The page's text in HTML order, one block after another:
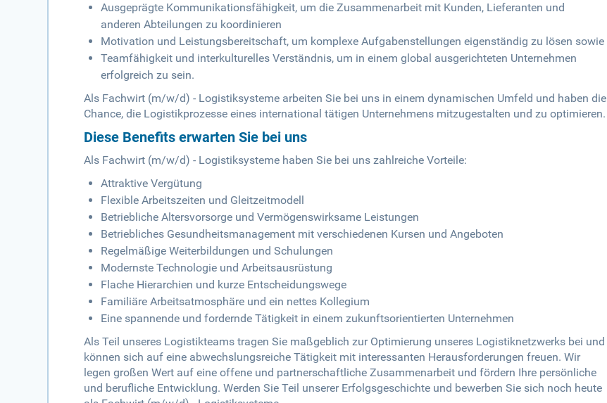
Ausgeprägte Kommunikationsfähigkeit, um die Zusammenarbeit mit Kunden, Lieferanten und
anderen Abteilungen zu koordinieren
Motivation und Leistungsbereitschaft, um komplexe Aufgabenstellungen eigenständig zu lösen sowie
Teamfähigkeit und interkulturelles Verständnis, um in einem global ausgerichteten Unternehmen
erfolgreich zu sein.
Als Fachwirt (m/w/d) - Logistiksysteme arbeiten Sie bei uns in einem dynamischen Umfeld und haben die
Chance, die Logistikprozesse eines international tätigen Unternehmens mitzugestalten und zu optimieren.
Diese Benefits erwarten Sie bei uns
Als Fachwirt (m/w/d) - Logistiksysteme haben Sie bei uns zahlreiche Vorteile:
Attraktive Vergütung
Flexible Arbeitszeiten und Gleitzeitmodell
Betriebliche Altersvorsorge und Vermögenswirksame Leistungen
Betriebliches Gesundheitsmanagement mit verschiedenen Kursen und Angeboten
Regelmäßige Weiterbildungen und Schulungen
Modernste Technologie und Arbeitsausrüstung
Flache Hierarchien und kurze Entscheidungswege
Familiäre Arbeitsatmosphäre und ein nettes Kollegium
Eine spannende und fordernde Tätigkeit in einem zukunftsorientierten Unternehmen
Als Teil unseres Logistikteams tragen Sie maßgeblich zur Optimierung unseres Logistiknetzwerks bei und
können sich auf eine abwechslungsreiche Tätigkeit mit interessanten Herausforderungen freuen. Wir
legen großen Wert auf eine offene und partnerschaftliche Zusammenarbeit und fördern Ihre persönliche
und berufliche Entwicklung. Werden Sie Teil unserer Erfolgsgeschichte und bewerben Sie sich noch heute